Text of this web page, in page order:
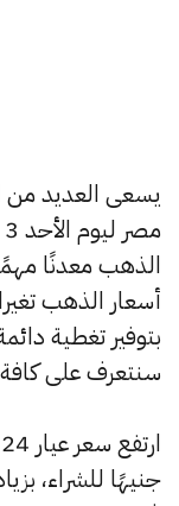
يسعى العديد من
الذهب معدنًا
بتوفير تغطية
سنتعرف على كافة